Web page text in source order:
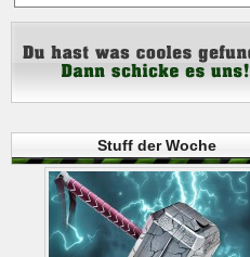
Stuff der Woche